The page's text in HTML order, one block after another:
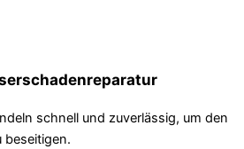
schnell und zuverlässig, um den
beseitigen.